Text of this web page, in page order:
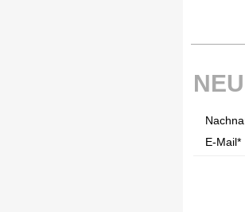
E-Mail*